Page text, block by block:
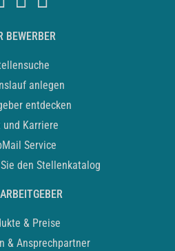
BEWERBER
anlegen
entdecken
und Karriere
Service
den Stellenkatalog
& Preise
& Ansprechpartner